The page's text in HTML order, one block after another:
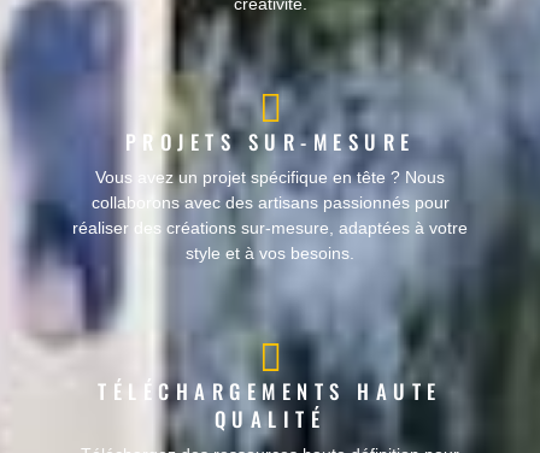
PROJETS SUR-MESURE
Vous avez un projet spécifique en tête ? Nous
collaborons avec des artisans passionnés pour
réaliser des créations sur-mesure, adaptées à votre
style et à vos besoins.
TÉLÉCHARGEMENTS HAUTE
QUALITÉ